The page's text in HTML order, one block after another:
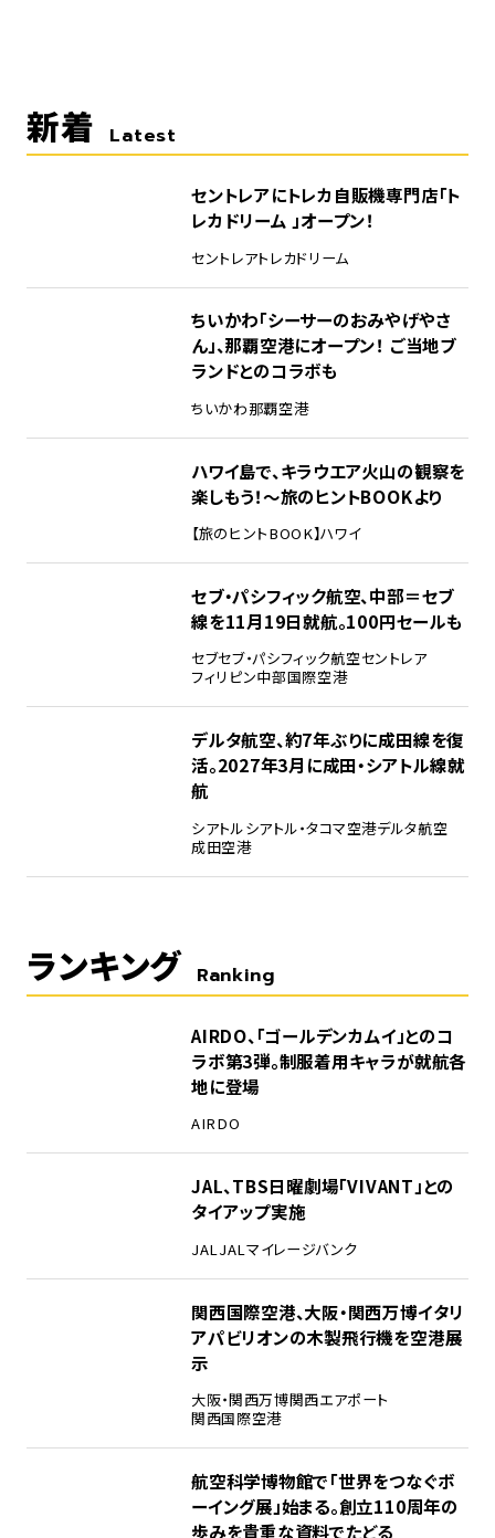
新着 Latest
セントレアにトレカ自販機専門店「ト
レカドリーム 」オープン！
セントレアトレカドリーム
ちいかわ「シーサーのおみやげやさ
ん」、那覇空港にオープン！ ご当地ブ
ランドとのコラボも
ちいかわ那覇空港
ハワイ島で、キラウエア火山の観察を
楽しもう！～旅のヒントBOOKより
【旅のヒントBOOK】ハワイ
セブ・パシフィック航空、中部＝セブ
線を11月19日就航。100円セールも
セブセブ・パシフィック航空セントレア
フィリピン中部国際空港
デルタ航空、約7年ぶりに成田線を復
活。2027年3月に成田・シアトル線就
航
シアトルシアトル・タコマ空港デルタ航空
成田空港
ランキング Ranking
AIRDO、「ゴールデンカムイ」とのコ
ラボ第3弾。制服着用キャラが就航各
地に登場
AIRDO
JAL、TBS日曜劇場「VIVANT」との
タイアップ実施
JAL JALマイレージバンク
関西国際空港、大阪・関西万博イタリ
アパビリオンの木製飛行機を空港展
示
大阪・関西万博関西エアポート
関西国際空港
航空科学博物館で「世界をつなぐボ
ーイング展」始まる。創立110周年の
歩みを貴重な資料でたどる